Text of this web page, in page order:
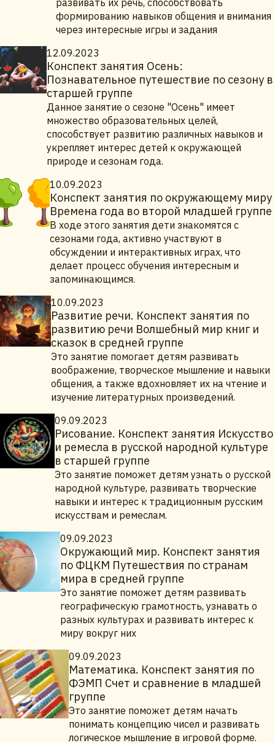
развивать их речь, способствовать
формированию навыков общения и внимания
через интересные игры и задания
12.09.2023
Конспект занятия Осень:
Познавательное путешествие по сезону в
старшей группе
Данное занятие о сезоне "Осень" имеет
множество образовательных целей,
способствует развитию различных навыков и
укрепляет интерес детей к окружающей
природе и сезонам года.
10.09.2023
Конспект занятия по окружающему миру
Времена года во второй младшей группе
В ходе этого занятия дети знакомятся с
сезонами года, активно участвуют в
обсуждении и интерактивных играх, что
делает процесс обучения интересным и
запоминающимся.
10.09.2023
Развитие речи. Конспект занятия по
развитию речи Волшебный мир книг и
сказок в средней группе
Это занятие помогает детям развивать
воображение, творческое мышление и навыки
общения, а также вдохновляет их на чтение и
изучение литературных произведений.
09.09.2023
Рисование. Конспект занятия Искусство
и ремесла в русской народной культуре
в старшей группе
Это занятие поможет детям узнать о русской
народной культуре, развивать творческие
навыки и интерес к традиционным русским
искусствам и ремеслам.
09.09.2023
Окружающий мир. Конспект занятия
по ФЦКМ Путешествия по странам
мира в средней группе
Это занятие поможет детям развивать
географическую грамотность, узнавать о
разных культурах и развивать интерес к
миру вокруг них
09.09.2023
Математика. Конспект занятия по
ФЭМП Счет и сравнение в младшей
группе
Это занятие поможет детям начать
понимать концепцию чисел и развивать
логическое мышление в игровой форме.